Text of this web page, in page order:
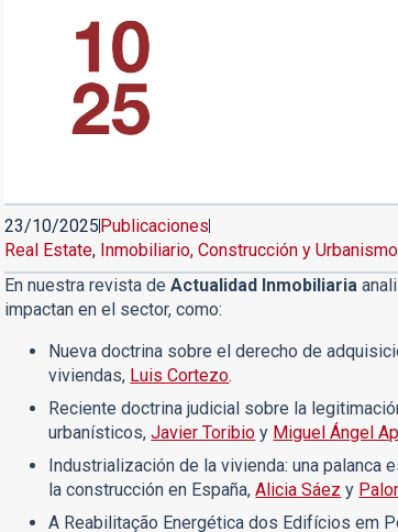
23/10/2025Publicaciones
Real Estate, Inmobiliario, Construcción y Urbanismo
En nuestra revista deActualidad Inmobiliaria
impactan en el sector, como:
Nueva doctrina sobre el derecho de
viviendas, Luis Cortezo.
Reciente doctrina judicial sobre la
urbanísticos,Javier Toribio y Miguel Ángel
Industrialización de la vivienda: una palanca
la construcción en España,Alicia Sáez y
A Reabilitação Energética dos Edifícios em